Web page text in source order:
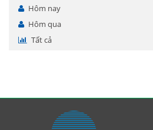
Hôm nay
Hôm qua
Tất cả